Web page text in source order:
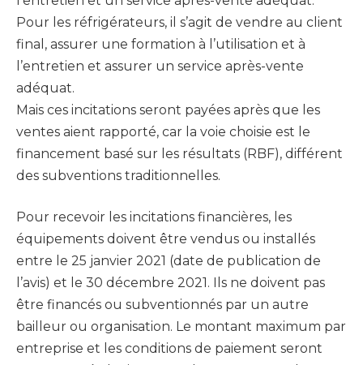
Pour les réfrigérateurs, il s’agit de vendre au client
final, assurer une formation à l’utilisation et à
l’entretien et assurer un service après-vente
adéquat.
Mais ces incitations seront payées après que les
ventes aient rapporté, car la voie choisie est le
financement basé sur les résultats (RBF), différent
des subventions traditionnelles.
Pour recevoir les incitations financières, les
équipements doivent être vendus ou installés
entre le 25 janvier 2021 (date de publication de
l’avis) et le 30 décembre 2021. Ils ne doivent pas
être financés ou subventionnés par un autre
bailleur ou organisation. Le montant maximum par
entreprise et les conditions de paiement seront